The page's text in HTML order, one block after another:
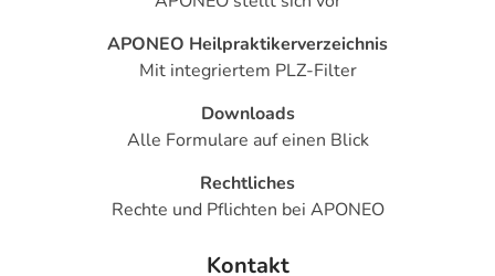
APONEO Heilpraktikerverzeichnis
Mit integriertem PLZ-Filter
Downloads
Alle Formulare auf einen Blick
Rechtliches
Rechte und Pflichten bei APONEO
Kontakt